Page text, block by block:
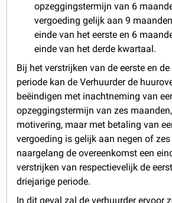
opzeggingstermijn van 6
vergoeding gelijk aan 9
einde van het eerste en 6
einde van het derde kwartaal.
Bij het verstrijken van de eerste en
periode kan de Verhuurder de
beëindigen met inachtneming van
opzeggingstermijn van zes
motivering, maar met betaling van
vergoeding is gelijk aan negen of
naargelang de overeenkomst een
verstrijken van respectievelijk de
driejarige periode.
In dit geval zal de verhuurder ervoor